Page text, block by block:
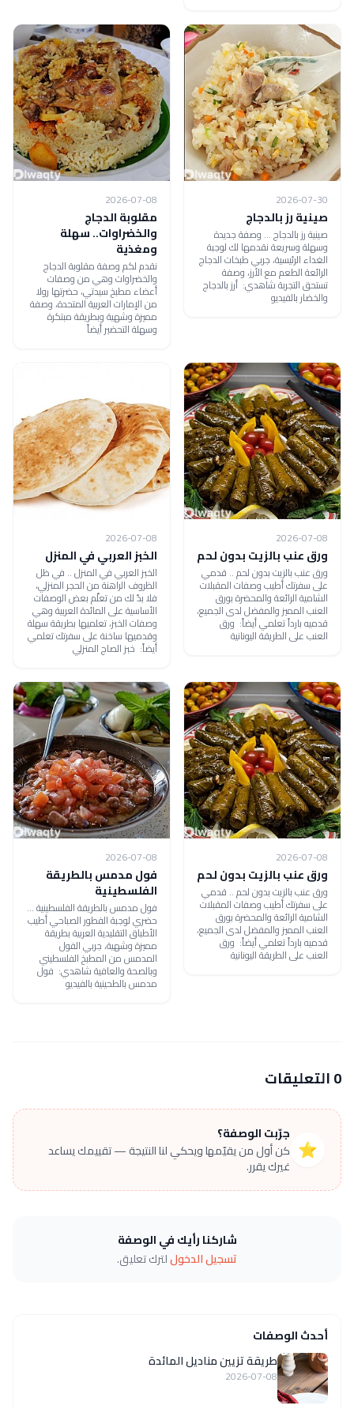
2026-07-30
صينية رز بالدجاج
صينية رز بالدجاج ... وصفة جديدة
وسهلة وسريعة نقدمها لك لوجبة
الغداء الرئيسية، جربي طبخات الدجاج
الرائعة الطعم مع الأرز، وصفة
تستحق التجربة شاهدي: أرز بالدجاج
والخضار بالفيديو
2026-07-08
مقلوبة الدجاج
والخضراوات.. سهلة
ومغذية
نقدم لكم وصفة مقلوبة الدجاج
والخضراوات وهي من وصفات
أعضاء مطبخ سيدتي، حضرتها رولا
من الإمارات العربية المتحدة، وصفة
مميزة وشهية وبطريقة مبتكرة
وسهلة التحضير أيضاً
2026-07-08
ورق عنب بالزيت بدون لحم
ورق عنب بالزيت بدون لحم .. قدمي
على سفرتك أطيب وصفات المقبلات
الشامية الرائعة والمحضرة بورق
العنب المميز والمفضل لدى الجميع،
قدميه بارداً تعلمي أيضاً: ورق
العنب على الطريقة اليونانية
2026-07-08
الخبز العربي في المنزل
الخبز العربي في المنزل .. في ظل
الظروف الراهنة من الحجر المنزلي،
فلا بدّ لك من تعلّم بعض الوصفات
الأساسية على المائدة العربية وهي
وصفات الخبز، تعلميها بطريقة سهلة
وقدميها ساخنة على سفرتك تعلمي
أيضاً: خبز الصاج المنزلي
2026-07-08
ورق عنب بالزيت بدون لحم
ورق عنب بالزيت بدون لحم .. قدمي
على سفرتك أطيب وصفات المقبلات
الشامية الرائعة والمحضرة بورق
العنب المميز والمفضل لدى الجميع،
قدميه بارداً تعلمي أيضاً: ورق
العنب على الطريقة اليونانية
2026-07-08
فول مدمس بالطريقة
الفلسطينية
فول مدمس بالطريقة الفلسطينية ...
حضري لوجبة الفطور الصباحي أطيب
الأطباق التقليدية العربية بطريقة
مميزة وشهية، جربي الفول
المدمس من المطبخ الفلسطيني
وبالصحة والعافية شاهدي: فول
مدمس بالطحينية بالفيديو
0 التعليقات
⭐
جرّبت الوصفة؟
كن أول من يقيّمها ويحكي لنا النتيجة — تقييمك يساعد
غيرك يقرر.
شاركنا رأيك في الوصفة
تسجيل الدخوللترك تعليق.
أحدث الوصفات
طريقة تزيين مناديل المائدة
2026-07-08